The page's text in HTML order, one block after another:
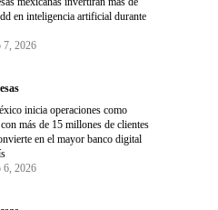
en inteligencia artificial durante
7, 2026
inicia operaciones como
más de 15 millones de clientes
en el mayor banco digital
6, 2026